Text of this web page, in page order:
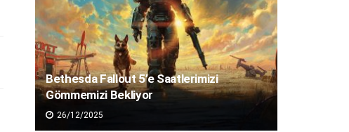
Bethesda Fallout 5’e Saatlerimizi
Gömmemizi Bekliyor
26/12/2025